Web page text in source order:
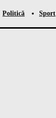
Politică Sport